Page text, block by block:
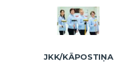
JKK/KĀPOSTIŅA